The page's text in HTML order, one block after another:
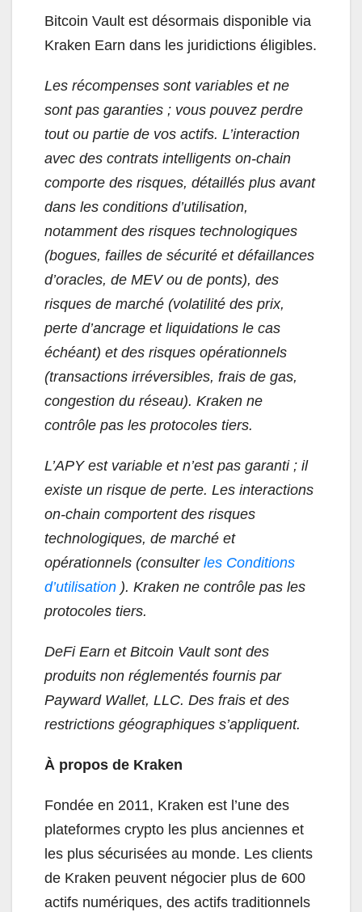
Bitcoin Vault est désormais disponible via
Kraken Earn dans les juridictions éligibles.
Les récompenses sont variables et ne
sont pas garanties ; vous pouvez perdre
tout ou partie de vos actifs. L’interaction
avec des contrats intelligents on-chain
comporte des risques, détaillés plus avant
dans les conditions d’utilisation,
notamment des risques technologiques
(bogues, failles de sécurité et défaillances
d’oracles, de MEV ou de ponts), des
risques de marché (volatilité des prix,
perte d’ancrage et liquidations le cas
échéant) et des risques opérationnels
(transactions irréversibles, frais de gas,
congestion du réseau). Kraken ne
contrôle pas les protocoles tiers.
L’APY est variable et n’est pas garanti ; il
existe un risque de perte. Les interactions
on-chain comportent des risques
technologiques, de marché et
opérationnels (consulter les Conditions
d’utilisation ). Kraken ne contrôle pas les
protocoles tiers.
DeFi Earn et Bitcoin Vault sont des
produits non réglementés fournis par
Payward Wallet, LLC. Des frais et des
restrictions géographiques s’appliquent.
À propos de Kraken
Fondée en 2011, Kraken est l’une des
plateformes crypto les plus anciennes et
les plus sécurisées au monde. Les clients
de Kraken peuvent négocier plus de 600
actifs numériques, des actifs traditionnels